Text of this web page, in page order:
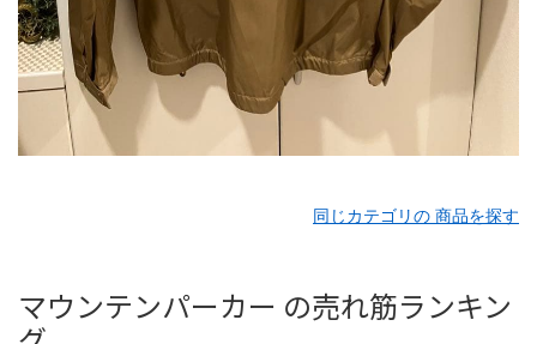
同じカテゴリの 商品を探す
マウンテンパーカー の売れ筋ランキン